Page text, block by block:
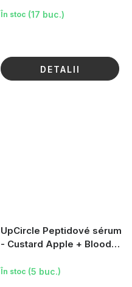
În stoc (17 buc.)
DETALII
UpCircle Peptidové sérum
- Custard Apple + Blood
În stoc (5 buc.)